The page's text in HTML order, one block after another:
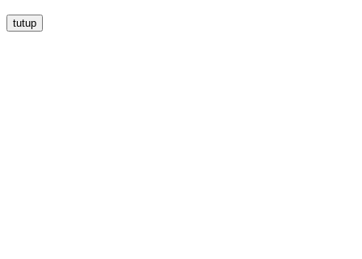
tutup